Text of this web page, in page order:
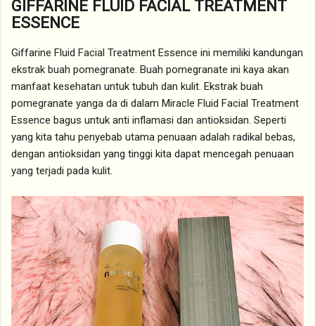
GIFFARINE FLUID FACIAL TREATMENT
ESSENCE
Giffarine Fluid Facial Treatment Essence ini memiliki kandungan
ekstrak buah pomegranate. Buah pomegranate ini kaya akan
manfaat kesehatan untuk tubuh dan kulit. Ekstrak buah
pomegranate yanga da di dalam Miracle Fluid Facial Treatment
Essence bagus untuk anti inflamasi dan antioksidan. Seperti
yang kita tahu penyebab utama penuaan adalah radikal bebas,
dengan antioksidan yang tinggi kita dapat mencegah penuaan
yang terjadi pada kulit.